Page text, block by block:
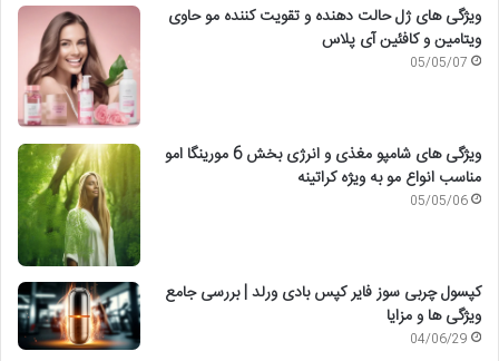
ویژگی های ژل حالت دهنده و تقویت کننده مو حاوی
ویتامین و کافئین آی پلاس
05/05/07
ویژگی های شامپو مغذی و انرژی بخش 6 مورینگا امو
مناسب انواع مو به ویژه کراتینه
05/05/06
کپسول چربی سوز فایر کپس بادی ورلد | بررسی جامع
ویژگی ها و مزایا
04/06/29